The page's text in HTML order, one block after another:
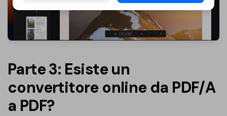
Parte 3: Esiste un
convertitore online da PDF/A
a PDF?